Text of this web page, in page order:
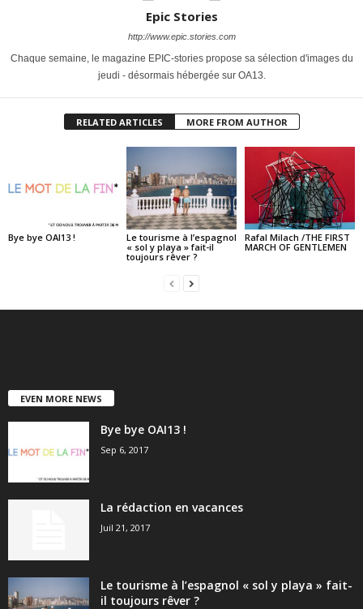
Epic Stories
http://www.epic.stories.com
Chaque semaine, le magazine EPIC-stories propose sa sélection d'images du
jeudi - désormais hébergée sur OA13.
RELATED ARTICLES MORE FROM AUTHOR
Bye bye OAI13 !
Le tourisme à l’espagnol
« sol y playa » fait-il
toujours rêver ?
Rafal Milach /THE FIRST
MARCH OF GENTLEMEN
EVEN MORE NEWS
Bye bye OAI13 !
Sep 6, 2017
La rédaction en vacances
Juil 21, 2017
Le tourisme à l’espagnol « sol y playa » fait-
il toujours rêver ?